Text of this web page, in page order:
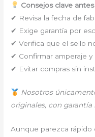
Consejos clave
✔ Revisa la fecha de
✔ Exige garantía por
✔ Verifica que el sello
✔ Confirmar amperaje y
✔ Evitar compras sin
Nosotros
originales, con garantía
Aunque parezca rápido